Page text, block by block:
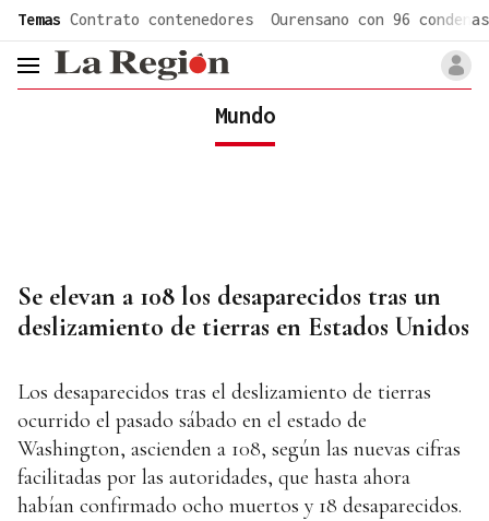
Temas Contrato contenedores Ourensano con 96 condenas
header.menu.open
Mundo
Se elevan a 108 los desaparecidos tras un
deslizamiento de tierras en Estados Unidos
Los desaparecidos tras el deslizamiento de tierras
ocurrido el pasado sábado en el estado de
Washington, ascienden a 108, según las nuevas cifras
facilitadas por las autoridades, que hasta ahora
habían confirmado ocho muertos y 18 desaparecidos.